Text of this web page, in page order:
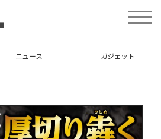
toggle
ニュース ガジェット